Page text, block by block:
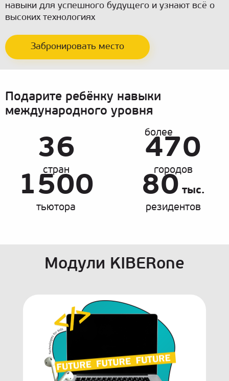
навыки для успешного будущего и узнают всё о
высоких технологиях
Забронировать место
Подарите ребёнку навыки
международного уровня
36
стран
470
более
городов
1500
тьютора
80тыс.
резидентов
Модули KIBERone